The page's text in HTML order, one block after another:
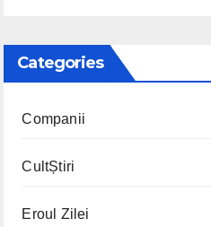
Categories
Companii
CultȘtiri
Eroul Zilei